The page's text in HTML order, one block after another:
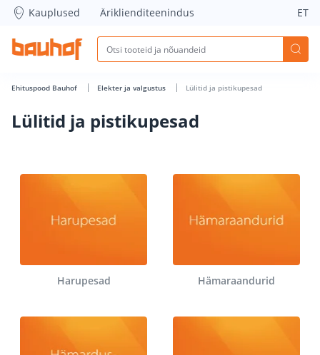
Lülitid ja pistikupesad - Bauhof has loaded
Kauplused Äriklienditeenindus ET
Ehituspood Bauhof Elekter ja valgustus Lülitid ja pistikupesad
Lülitid ja pistikupesad
Harupesad Hämaraandurid